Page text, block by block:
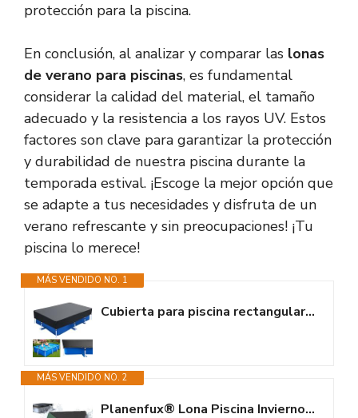
protección para la piscina.
En conclusión, al analizar y comparar las lonas
de verano para piscinas, es fundamental
considerar la calidad del material, el tamaño
adecuado y la resistencia a los rayos UV. Estos
factores son clave para garantizar la protección
y durabilidad de nuestra piscina durante la
temporada estival. ¡Escoge la mejor opción que
se adapte a tus necesidades y disfruta de un
verano refrescante y sin preocupaciones! ¡Tu
piscina lo merece!
MÁS VENDIDO NO. 1
Cubierta para piscina rectangular de 220 x 150 cm, lona para piscina...
MÁS VENDIDO NO. 2
Planenfux® Lona Piscina Invierno Rectangular 3x2 | Cobertor Piscina...